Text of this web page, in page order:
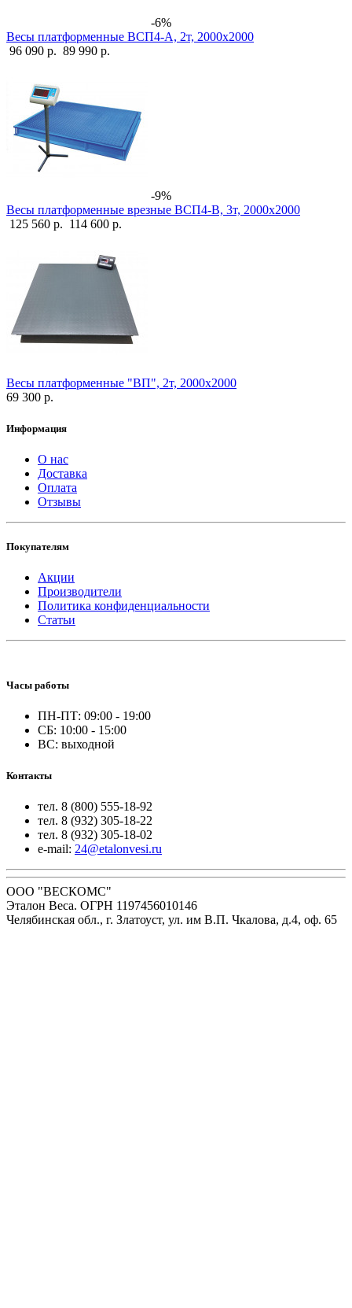
-6%
Весы платформенные ВСП4-А, 2т, 2000х2000
96 090 р. 89 990 р.
-9%
Весы платформенные врезные ВСП4-В, 3т, 2000х2000
125 560 р. 114 600 р.
Весы платформенные "ВП", 2т, 2000х2000
69 300 р.
Информация
О нас
Доставка
Оплата
Отзывы
Покупателям
Акции
Производители
Политика конфиденциальности
Статьи
Часы работы
ПН-ПТ: 09:00 - 19:00
СБ: 10:00 - 15:00
ВС: выходной
Контакты
тел. 8 (800) 555-18-92
тел. 8 (932) 305-18-22
тел. 8 (932) 305-18-02
e-mail: 24@etalonvesi.ru
ООО "ВЕСКОМС"
Эталон Веса. ОГРН 1197456010146
Челябинская обл., г. Златоуст, ул. им В.П. Чкалова, д.4, оф. 65